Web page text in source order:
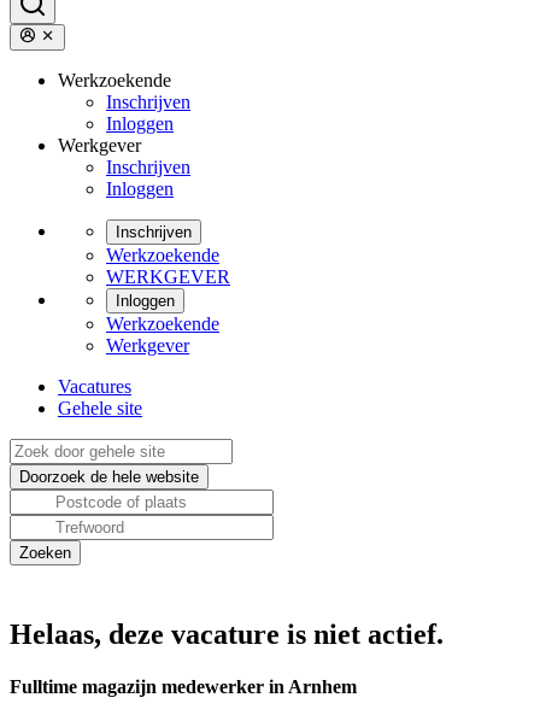
Werkzoekende
Inschrijven
Inloggen
Werkgever
Inschrijven
Inloggen
Inschrijven
Werkzoekende
WERKGEVER
Inloggen
Werkzoekende
Werkgever
Vacatures
Gehele site
Helaas, deze vacature is niet actief.
Fulltime magazijn medewerker in Arnhem